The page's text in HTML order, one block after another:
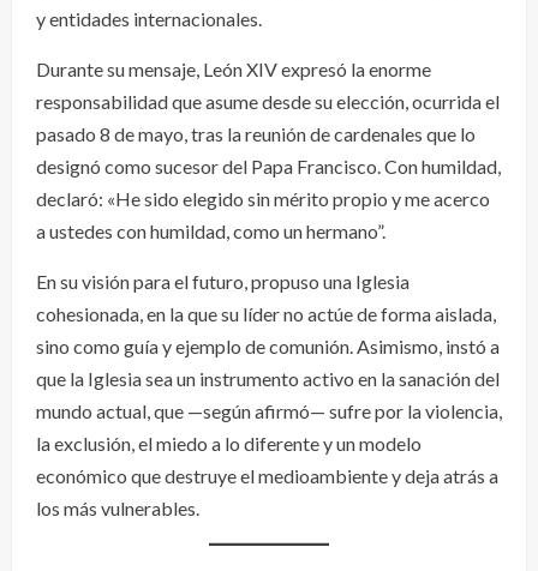
y entidades internacionales.
Durante su mensaje, León XIV expresó la enorme
responsabilidad que asume desde su elección, ocurrida el
pasado 8 de mayo, tras la reunión de cardenales que lo
designó como sucesor del Papa Francisco. Con humildad,
declaró: «He sido elegido sin mérito propio y me acerco
a ustedes con humildad, como un hermano”.
En su visión para el futuro, propuso una Iglesia
cohesionada, en la que su líder no actúe de forma aislada,
sino como guía y ejemplo de comunión. Asimismo, instó a
que la Iglesia sea un instrumento activo en la sanación del
mundo actual, que —según afirmó— sufre por la violencia,
la exclusión, el miedo a lo diferente y un modelo
económico que destruye el medioambiente y deja atrás a
los más vulnerables.